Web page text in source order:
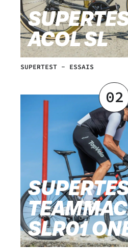
ACOL SL
SUPERTEST - ESSAIS
02
SLR01